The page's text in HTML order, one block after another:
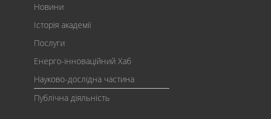
Новини
Історія академії
Послуги
Енерго-інноваційний Хаб
Науково-дослідна частина
Публічна діяльність